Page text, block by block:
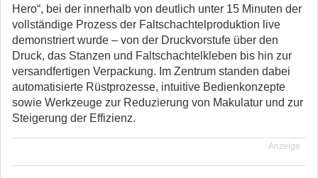
Hero“, bei der innerhalb von deutlich unter 15 Minuten der
vollständige Prozess der Faltschachtelproduktion live
demonstriert wurde – von der Druckvorstufe über den
Druck, das Stanzen und Faltschachtelkleben bis hin zur
versandfertigen Verpackung. Im Zentrum standen dabei
automatisierte Rüstprozesse, intuitive Bedienkonzepte
sowie Werkzeuge zur Reduzierung von Makulatur und zur
Steigerung der Effizienz.
Anzeige